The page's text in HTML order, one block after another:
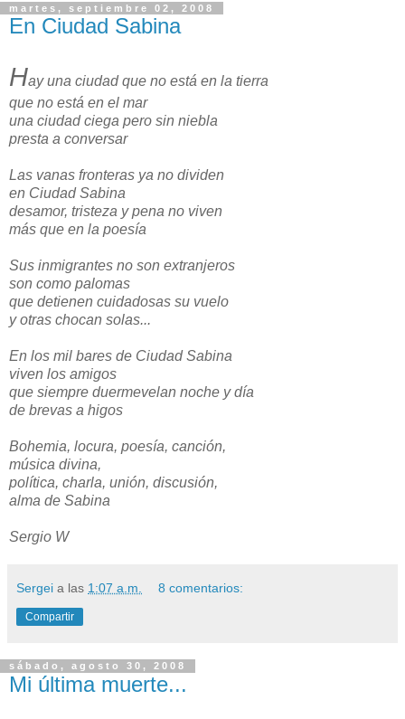
martes, septiembre 02, 2008
En Ciudad Sabina
Hay una ciudad que no está en la tierra
que no está en el mar
una ciudad ciega pero sin niebla
presta a conversar
Las vanas fronteras ya no dividen
en Ciudad Sabina
desamor, tristeza y pena no viven
más que en la poesía
Sus inmigrantes no son extranjeros
son como palomas
que detienen cuidadosas su vuelo
y otras chocan solas...
En los mil bares de Ciudad Sabina
viven los amigos
que siempre duermevelan noche y día
de brevas a higos
Bohemia, locura, poesía, canción,
música divina,
política, charla, unión, discusión,
alma de Sabina
Sergio W
Sergei a las 1:07 a.m. 8 comentarios:
Compartir
sábado, agosto 30, 2008
Mi última muerte...